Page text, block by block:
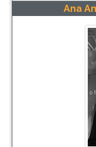
Professora dos
Sócia Fundadora da
Ana